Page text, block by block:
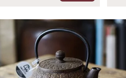
x